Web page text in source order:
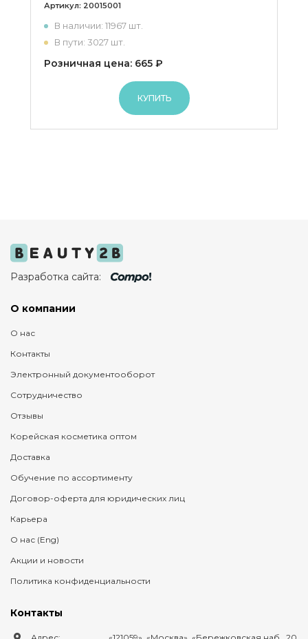
Артикул: 20015001
В наличии: 11967 шт.
В пути: 3027 шт.
Розничная цена: 665 ₽
КУПИТЬ
Разработка сайта:
О компании
О нас
Контакты
Электронный документооборот
Сотрудничество
Отзывы
Корейская косметика оптом
Доставка
Обучение по ассортименту
Договор-оферта для юридических лиц
Карьера
О нас (Eng)
Акции и новости
Политика конфиденциальности
Контакты